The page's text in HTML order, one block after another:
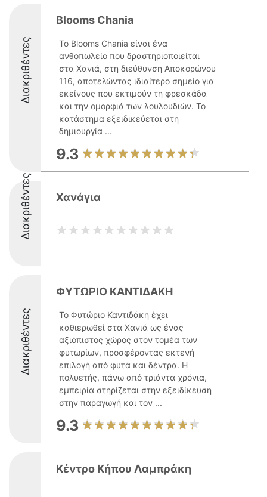
Διακριθέντες
Blooms Chania
Το Blooms Chania είναι ένα
ανθοπωλείο που δραστηριοποιείται
στα Χανιά, στη διεύθυνση Αποκορώνου
116, αποτελώντας ιδιαίτερο σημείο για
εκείνους που εκτιμούν τη φρεσκάδα
και την ομορφιά των λουλουδιών. Το
κατάστημα εξειδικεύεται στη
δημιουργία ...
9.3
Διακριθέντες Χανάγια
Διακριθέντες
ΦΥΤΩΡΙΟ ΚΑΝΤΙΔΑΚΗ
Το Φυτώριο Καντιδάκη έχει
καθιερωθεί στα Χανιά ως ένας
αξιόπιστος χώρος στον τομέα των
φυτωρίων, προσφέροντας εκτενή
επιλογή από φυτά και δέντρα. Η
πολυετής, πάνω από τριάντα χρόνια,
εμπειρία στηρίζεται στην εξειδίκευση
στην παραγωγή και τον ...
9.3
Κέντρο Κήπου Λαμπράκη